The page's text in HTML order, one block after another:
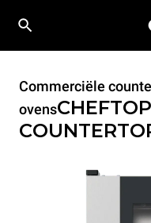
Commerciële
ovens